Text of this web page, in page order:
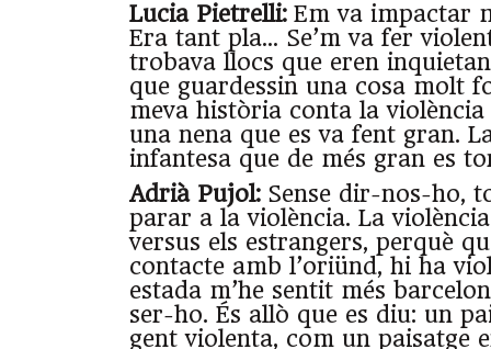
Lucia Pietrelli: Em va impactar
Era tant pla… Se’m va fer
trobava llocs que eren
que guardessin una cosa molt
meva història conta la violència
una nena que es va fent gran.
infantesa que de més gran es
Adrià Pujol: Sense dir-nos-ho,
parar a la violència. La
versus els estrangers, perquè
contacte amb l’oriünd, hi ha
estada m’he sentit més
ser-ho. És allò que es diu: un
gent violenta, com un paisatge